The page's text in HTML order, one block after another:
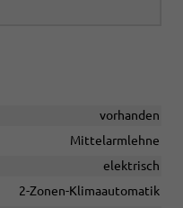
vorhanden
Mittelarmlehne
elektrisch
2-Zonen-Klimaautomatik